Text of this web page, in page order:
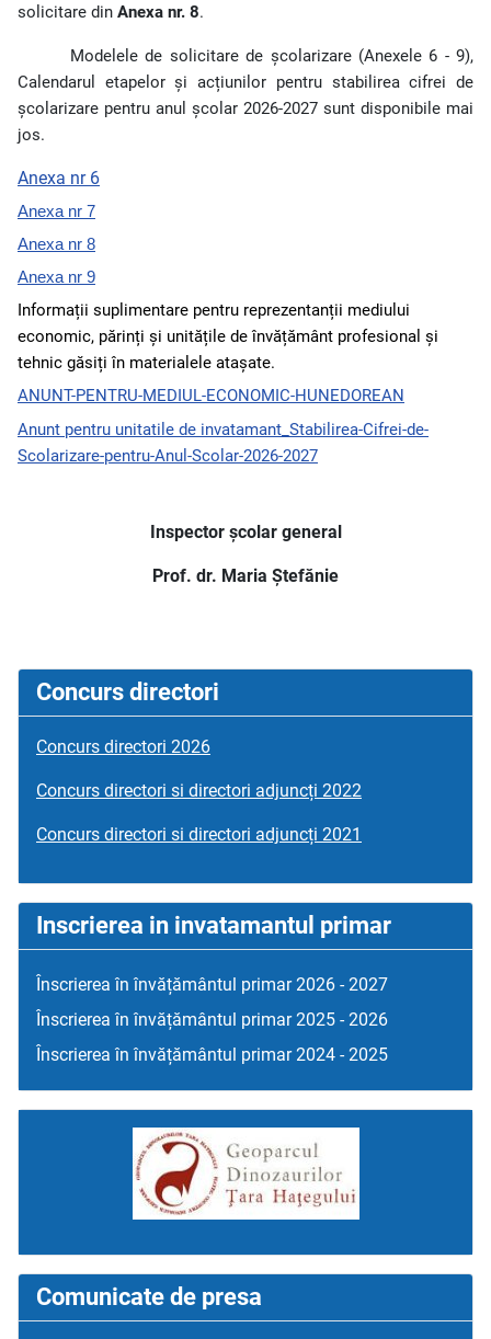
solicitare din Anexa nr. 8.
Modelele de solicitare de școlarizare (Anexele 6 - 9),
Calendarul etapelor și acțiunilor pentru stabilirea cifrei de
școlarizare pentru anul școlar 2026-2027 sunt disponibile mai
jos.
Anexa nr 6
Anexa nr 7
Anexa nr 8
Anexa nr 9
Informații suplimentare pentru reprezentanții mediului
economic, părinți și unitățile de învățământ profesional și
tehnic găsiți în materialele atașate.
ANUNT-PENTRU-MEDIUL-ECONOMIC-HUNEDOREAN
Anunt pentru unitatile de invatamant_Stabilirea-Cifrei-de-
Scolarizare-pentru-Anul-Scolar-2026-2027
Inspector școlar general
Prof. dr. Maria Ștefănie
Concurs directori
Concurs directori 2026
Concurs directori si directori adjuncți 2022
Concurs directori si directori adjuncți 2021
Inscrierea in invatamantul primar
Înscrierea în învățământul primar 2026 - 2027
Înscrierea în învățământul primar 2025 - 2026
Înscrierea în învățământul primar 2024 - 2025
Comunicate de presa